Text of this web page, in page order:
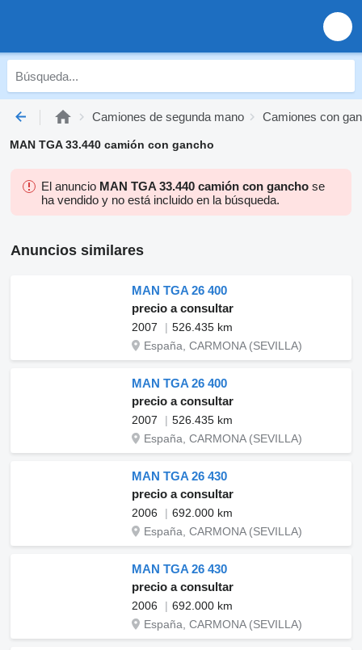
Camiones de segunda mano Camiones con
MAN TGA 33.440 camión con gancho
El anuncio MAN TGA 33.440 camión con gancho se
ha vendido y no está incluido en la búsqueda.
Anuncios similares
MAN TGA 26 400
precio a consultar
2007
526.435 km
España, CARMONA (SEVILLA)
MAN TGA 26 400
precio a consultar
2007
526.435 km
España, CARMONA (SEVILLA)
MAN TGA 26 430
precio a consultar
2006
692.000 km
España, CARMONA (SEVILLA)
MAN TGA 26 430
precio a consultar
2006
692.000 km
España, CARMONA (SEVILLA)